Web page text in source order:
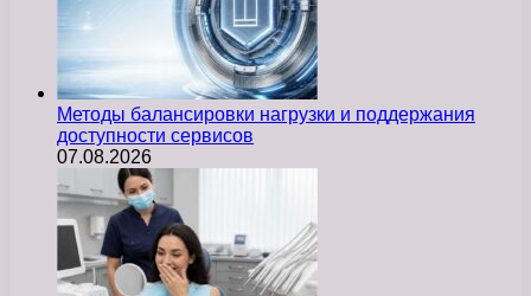
Методы балансировки нагрузки и поддержания
доступности сервисов
07.08.2026